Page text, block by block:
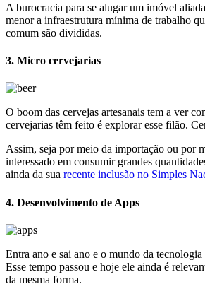
A burocracia para se alugar um imóvel
menor a infraestrutura mínima de trabalho
comum são divididas.
3. Micro cervejarias
O boom das cervejas artesanais tem a ver
cervejarias têm feito é explorar esse filão.
Assim, seja por meio da importação ou por
interessado em consumir grandes
ainda da sua recente inclusão no Simples
4. Desenvolvimento de Apps
Entra ano e sai ano e o mundo da
Esse tempo passou e hoje ele ainda é
da mesma forma.